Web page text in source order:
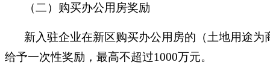
（二）购买办公用房奖励
新入驻企业在新区购买办公用房的（土地用途
给予一次性奖励，最高不超过1000万元。